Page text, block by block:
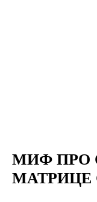
МИФ ПРО
МАТРИЦЕ